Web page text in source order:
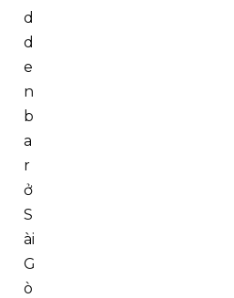
d
d
e
n
b
a
r
ở
S
ài
G
ò